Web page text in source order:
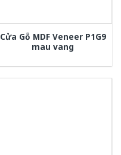
Cửa Gỗ MDF Veneer P1G9
mau vang